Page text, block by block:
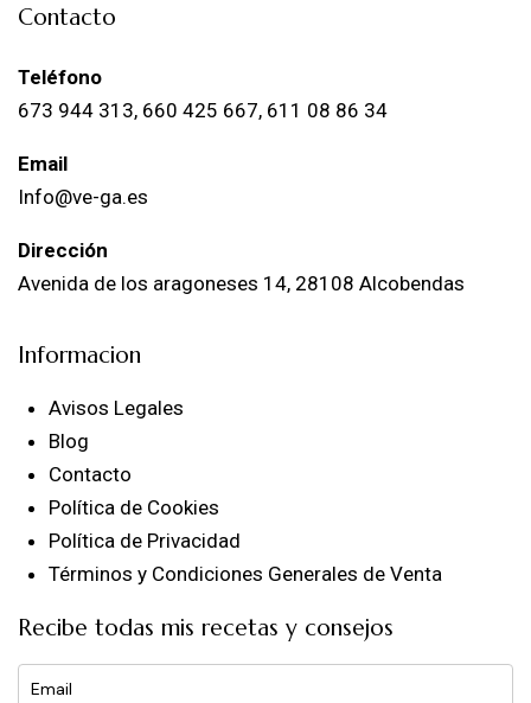
Contacto
Teléfono
673 944 313, 660 425 667, 611 08 86 34
Email
Info@ve-ga.es
Dirección
Avenida de los aragoneses 14, 28108 Alcobendas
Informacion
Avisos Legales
Blog
Contacto
Política de Cookies
Política de Privacidad
Términos y Condiciones Generales de Venta
Recibe todas mis recetas y consejos